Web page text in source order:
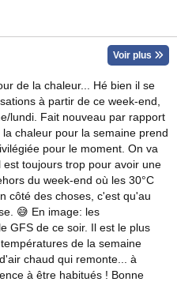
Voir plus
de la chaleur... Hé bien il se
à partir de ce week-end,
lundi. Fait nouveau par rapport
chaleur pour la semaine prend
pour le moment. On va
toujours trop pour avoir une
du week-end où les 30°C
côté des choses, c'est qu'au
😅 En image: les
GFS de ce soir. Il est le plus
de la semaine
chaud qui remonte... à
à être habitués ! Bonne